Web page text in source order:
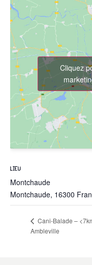
LIEU
Montchaude
Montchaude, 16300
Cliquez
Cani-Balade –
Ambleville